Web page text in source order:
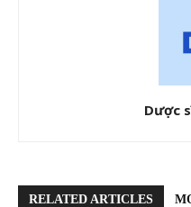
Dược
RELATED ARTICLES